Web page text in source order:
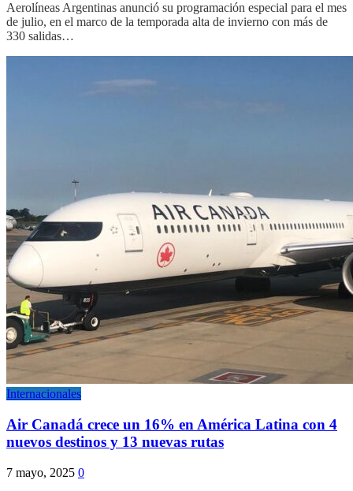
Aerolíneas Argentinas anunció su programación especial para el mes
de julio, en el marco de la temporada alta de invierno con más de
330 salidas…
Internacionales
Air Canadá crece un 16% en América Latina con 4
nuevos destinos y 13 nuevas rutas
7 mayo, 2025 0